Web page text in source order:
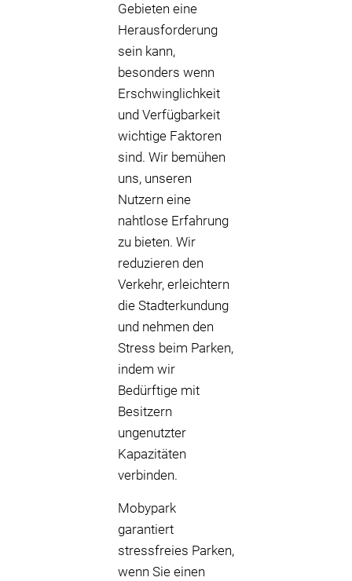
Gebieten eine
Herausforderung
sein kann,
besonders wenn
Erschwinglichkeit
und Verfügbarkeit
wichtige Faktoren
sind. Wir bemühen
uns, unseren
Nutzern eine
nahtlose Erfahrung
zu bieten. Wir
reduzieren den
Verkehr, erleichtern
die Stadterkundung
und nehmen den
Stress beim Parken,
indem wir
Bedürftige mit
Besitzern
ungenutzter
Kapazitäten
verbinden.
Mobypark
garantiert
stressfreies Parken,
wenn Sie einen